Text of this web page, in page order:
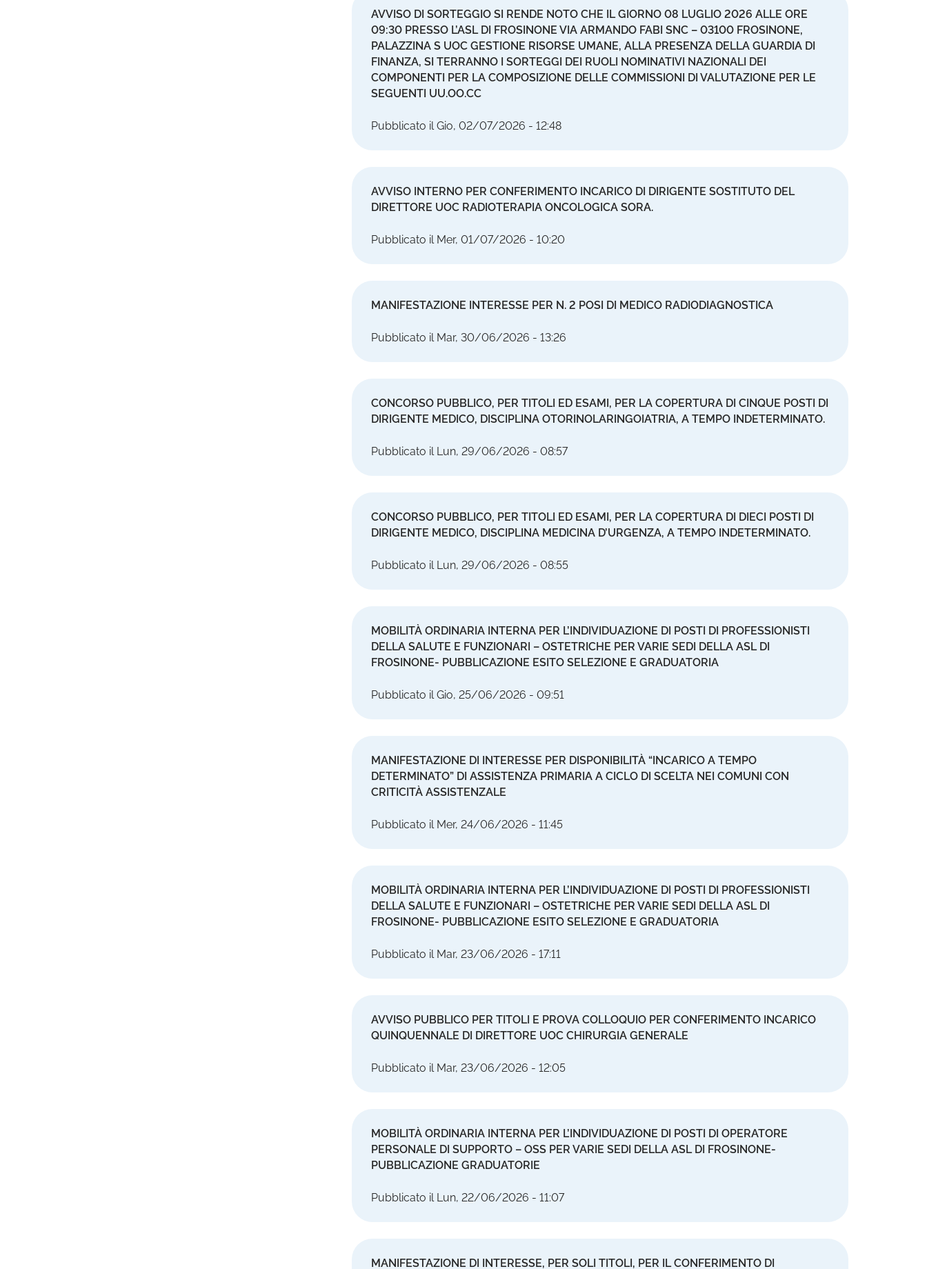
AVVISO DI SORTEGGIO SI RENDE NOTO CHE IL GIORNO 08 LUGLIO 2026 ALLE ORE
09:30 PRESSO L’ASL DI FROSINONE VIA ARMANDO FABI SNC – 03100 FROSINONE,
PALAZZINA S UOC GESTIONE RISORSE UMANE, ALLA PRESENZA DELLA GUARDIA DI
FINANZA, SI TERRANNO I SORTEGGI DEI RUOLI NOMINATIVI NAZIONALI DEI
COMPONENTI PER LA COMPOSIZIONE DELLE COMMISSIONI DI VALUTAZIONE PER LE
SEGUENTI UU.OO.CC
Pubblicato il Gio, 02/07/2026 - 12:48
AVVISO INTERNO PER CONFERIMENTO INCARICO DI DIRIGENTE SOSTITUTO DEL
DIRETTORE UOC RADIOTERAPIA ONCOLOGICA SORA.
Pubblicato il Mer, 01/07/2026 - 10:20
MANIFESTAZIONE INTERESSE PER N. 2 POSI DI MEDICO RADIODIAGNOSTICA
Pubblicato il Mar, 30/06/2026 - 13:26
CONCORSO PUBBLICO, PER TITOLI ED ESAMI, PER LA COPERTURA DI CINQUE POSTI DI
DIRIGENTE MEDICO, DISCIPLINA OTORINOLARINGOIATRIA, A TEMPO INDETERMINATO.
Pubblicato il Lun, 29/06/2026 - 08:57
CONCORSO PUBBLICO, PER TITOLI ED ESAMI, PER LA COPERTURA DI DIECI POSTI DI
DIRIGENTE MEDICO, DISCIPLINA MEDICINA D’URGENZA, A TEMPO INDETERMINATO.
Pubblicato il Lun, 29/06/2026 - 08:55
MOBILITÀ ORDINARIA INTERNA PER L’INDIVIDUAZIONE DI POSTI DI PROFESSIONISTI
DELLA SALUTE E FUNZIONARI – OSTETRICHE PER VARIE SEDI DELLA ASL DI
FROSINONE- PUBBLICAZIONE ESITO SELEZIONE E GRADUATORIA
Pubblicato il Gio, 25/06/2026 - 09:51
MANIFESTAZIONE DI INTERESSE PER DISPONIBILITÀ “INCARICO A TEMPO
DETERMINATO” DI ASSISTENZA PRIMARIA A CICLO DI SCELTA NEI COMUNI CON
CRITICITÀ ASSISTENZALE
Pubblicato il Mer, 24/06/2026 - 11:45
MOBILITÀ ORDINARIA INTERNA PER L’INDIVIDUAZIONE DI POSTI DI PROFESSIONISTI
DELLA SALUTE E FUNZIONARI – OSTETRICHE PER VARIE SEDI DELLA ASL DI
FROSINONE- PUBBLICAZIONE ESITO SELEZIONE E GRADUATORIA
Pubblicato il Mar, 23/06/2026 - 17:11
AVVISO PUBBLICO PER TITOLI E PROVA COLLOQUIO PER CONFERIMENTO INCARICO
QUINQUENNALE DI DIRETTORE UOC CHIRURGIA GENERALE
Pubblicato il Mar, 23/06/2026 - 12:05
MOBILITÀ ORDINARIA INTERNA PER L’INDIVIDUAZIONE DI POSTI DI OPERATORE
PERSONALE DI SUPPORTO – OSS PER VARIE SEDI DELLA ASL DI FROSINONE-
PUBBLICAZIONE GRADUATORIE
Pubblicato il Lun, 22/06/2026 - 11:07
MANIFESTAZIONE DI INTERESSE, PER SOLI TITOLI, PER IL CONFERIMENTO DI